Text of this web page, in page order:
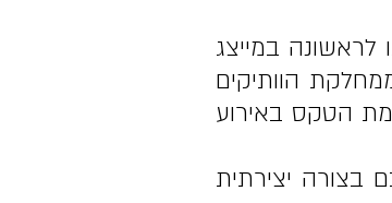
במייצג
הוותיקים
הטקס באירוע
בצורה יצירתית